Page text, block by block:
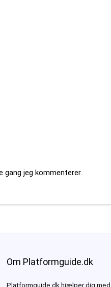
jeg kommenterer.
Om Platformguide.dk
Platformguide.dk hjælper dig